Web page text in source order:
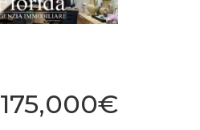
175,000€